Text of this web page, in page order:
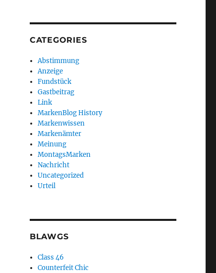
CATEGORIES
Abstimmung
Anzeige
Fundstück
Gastbeitrag
Link
MarkenBlog History
Markenwissen
Markenämter
Meinung
MontagsMarken
Nachricht
Uncategorized
Urteil
BLAWGS
Class 46
Counterfeit Chic